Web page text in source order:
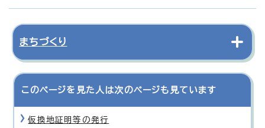
まちづくり
このページを見た人は次のページも見ています
仮換地証明等の発行